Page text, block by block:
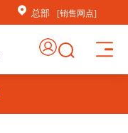
总部 [销售网点]